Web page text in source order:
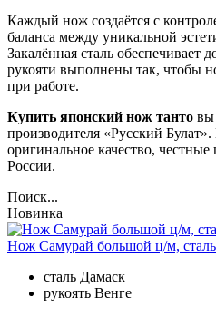
Каждый нож создаётся с
баланса между уникальной
Закалённая сталь обеспечивает
рукояти выполнены так, чтобы
при работе.
Купить японский нож танто вы
производителя «Русский
оригинальное качество,
России.
Поиск...
Новинка
Нож Самурай большой ц/м,
сталь Дамаск
рукоять Венге